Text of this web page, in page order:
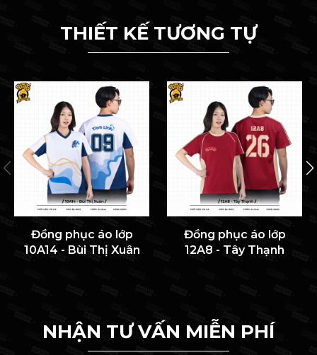
THIẾT KẾ TƯƠNG TỰ
Đồng phục áo lớp
10A14 - Bùi Thị Xuân
Đồng phục áo lớp
12A8 - Tây Thạnh
NHẬN TƯ VẤN MIỄN PHÍ